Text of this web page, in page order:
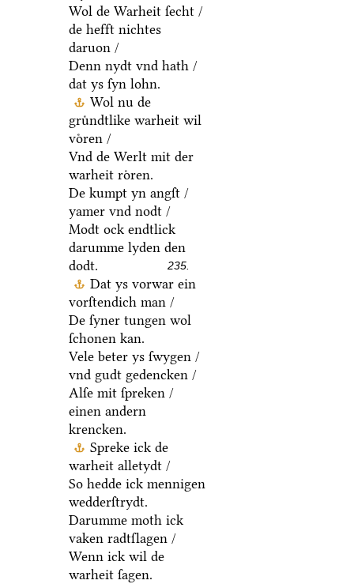
Wol de Warheit ſecht /
de hefft nichtes
daruon /
Denn nydt vnd hath /
dat ys ſyn lohn.
Wol nu de
gruͤndtlike warheit wil
voͤren /
Vnd de Werlt mit der
warheit roͤren.
De kumpt yn angſt /
yamer vnd nodt /
Modt ock endtlick
darumme lyden den
dodt.
235.
Dat ys vorwar ein
vorſtendich man /
De ſyner tungen wol
ſchonen kan.
Vele beter ys ſwygen /
vnd gudt gedencken /
Alſe mit ſpreken /
einen andern
krencken.
Spreke ick de
warheit alletydt /
So hedde ick mennigen
wedderſtrydt.
Darumme moth ick
vaken radtſlagen /
Wenn ick wil de
warheit ſagen.